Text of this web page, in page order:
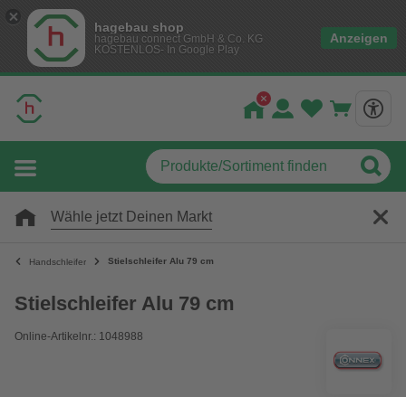
hagebau shop
hagebau connect GmbH & Co. KG
KOSTENLOS- In Google Play
Anzeigen
Wähle jetzt Deinen Markt
Handschleifer Stielschleifer Alu 79 cm
Stielschleifer Alu 79 cm
Online-Artikelnr.: 1048988